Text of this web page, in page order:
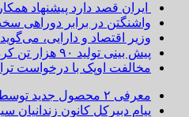
ایران قصد دارد پیشنهاد
واشنگتن در برابر دوراهی
وزیر اقتصاد و دارایی،
پیش بینی تولید ۹۰ هزار تن کره تا پایان سال
مخالفت اوپک با درخواست
معرفی ۲ محصول جدید توسط سایپا/ تولید انبوه “کوئیک S “و “ساینا S ” آغاز شد
پیام دبیرکل کانون